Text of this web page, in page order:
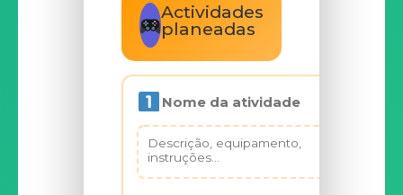
Actividades
planeadas